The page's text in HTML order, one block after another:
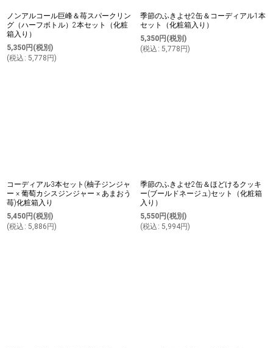
ノンアルコール巨峰＆苺スパークリン
グ（ハーフボトル）2本セット（化粧
箱入り）
5,350円 (税別)
(税込 : 5,778 円)
季節のふきよせ2缶＆コーディアル1本
セット（化粧箱入り）
5,350円 (税別)
(税込 : 5,778 円)
コーディアル3本セット(柚子ジンジャ
ー × 葡萄カシスジンジャー × あまおう
苺)化粧箱入り
5,450円 (税別)
(税込 : 5,886 円)
季節のふきよせ2缶＆ほどけるクッキ
ー(ブールドネージュ)セット（化粧箱
入り）
5,550円 (税別)
(税込 : 5,994円)